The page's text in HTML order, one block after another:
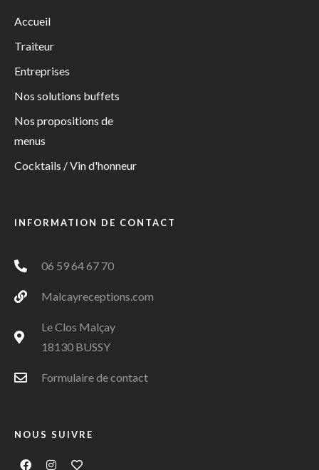
Accueil
Traiteur
Entreprises
Nos solutions buffets
Nos propositions de
menus
Cocktails / Vin d'honneur
INFORMATION DE CONTACT
06 59 64 67 70
Malcayreceptions.com
Le Clos Malçay
18130 BUSSY
Formulaire de contact
NOUS SUIVRE